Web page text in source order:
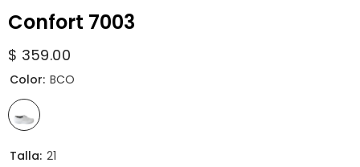
Confort 7003
$ 359.00
Color: BCO
Talla: 21